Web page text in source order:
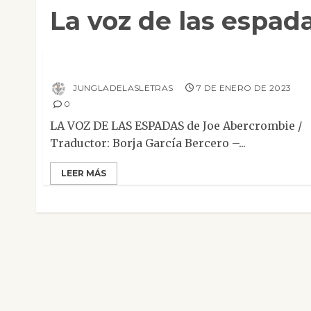
La voz de las
Mesa de novedades
JUNGLADELASLETRAS
7 DE ENERO DE 2023
0
LA VOZ DE LAS ESPADAS de Joe Abercrombie /
Traductor: Borja García Bercero –...
LEER MÁS